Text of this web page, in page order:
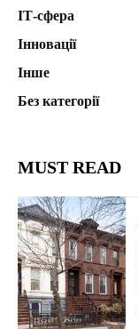
ІТ-сфера
Інновації
Інше
Без категорії
MUST READ